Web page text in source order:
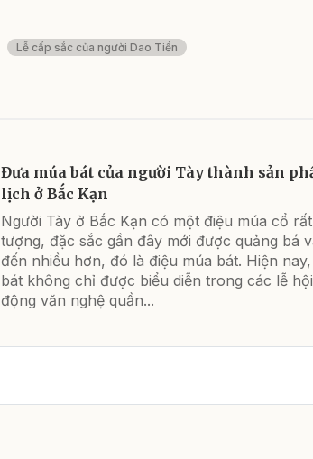
Lễ cấp sắc của người Dao Tiền
Đưa múa bát của người Tày thành sản
lịch ở Bắc Kạn
Người Tày ở Bắc Kạn có một điệu múa cổ
tượng, đặc sắc gần đây mới được quảng bá
đến nhiều hơn, đó là điệu múa bát. Hiện
bát không chỉ được biểu diễn trong các lễ
động văn nghệ quần...